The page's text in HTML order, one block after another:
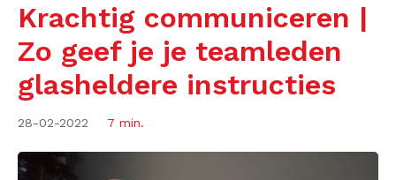
Krachtig communiceren |
Zo geef je je teamleden
glasheldere instructies
28-02-2022 7 min.